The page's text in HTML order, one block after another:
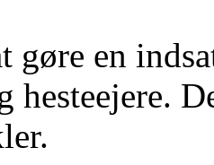
gøre en
hesteejere.